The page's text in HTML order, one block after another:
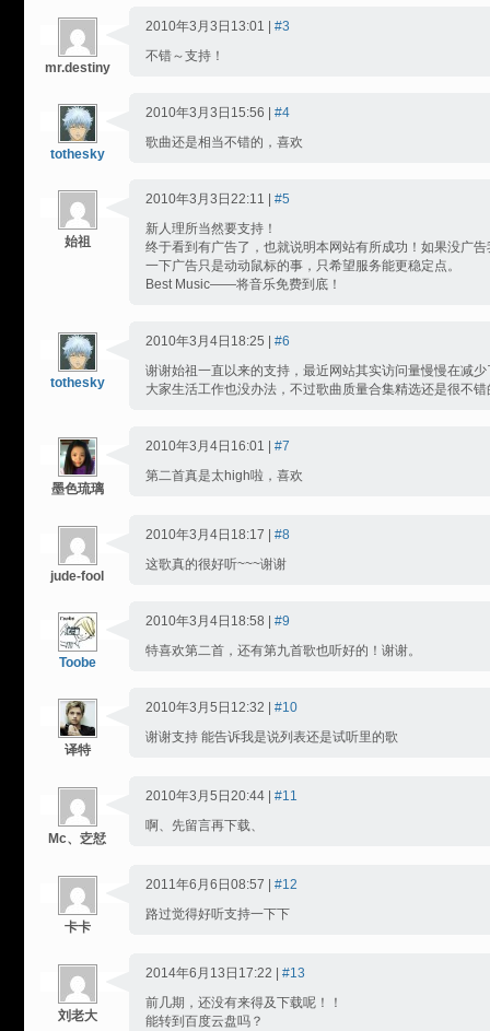
mr.destiny
2010年3月3日13:01 | #3
不错～支持！
tothesky
2010年3月3日15:56 | #4
歌曲还是相当不错的，喜欢
始祖
2010年3月3日22:11 | #5
新人理所当然要支持！
终于看到有广告了，也就说明本网站有所成功！如果没广
一下广告只是动动鼠标的事，只希望服务能更稳定点。
Best Music——将音乐免费到底！
tothesky
2010年3月4日18:25 | #6
谢谢始祖一直以来的支持，最近网站其实访问量慢慢在减
大家生活工作也没办法，不过歌曲质量合集精选还是很不错
墨色琉璃
2010年3月4日16:01 | #7
第二首真是太high啦，喜欢
jude-fool
2010年3月4日18:17 | #8
这歌真的很好听~~~谢谢
Toobe
2010年3月4日18:58 | #9
特喜欢第二首，还有第九首歌也听好的！谢谢。
译特
2010年3月5日12:32 | #10
谢谢支持 能告诉我是说列表还是试听里的歌
Mc、赱恏
2010年3月5日20:44 | #11
啊、先留言再下载、
卡卡
2011年6月6日08:57 | #12
路过觉得好听支持一下下
刘老大
2014年6月13日17:22 | #13
前几期，还没有来得及下载呢！！
能转到百度云盘吗？